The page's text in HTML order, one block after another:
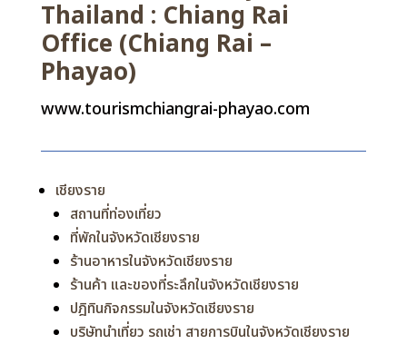
Thailand : Chiang Rai
Office (Chiang Rai –
Phayao)
www.tourismchiangrai-phayao.com
เชียงราย
สถานที่ท่องเที่ยว
ที่พักในจังหวัดเชียงราย
ร้านอาหารในจังหวัดเชียงราย
ร้านค้า และของที่ระลึกในจังหวัดเชียงราย
ปฎิทินกิจกรรมในจังหวัดเชียงราย
บริษัทนำเที่ยว รถเช่า สายการบินในจังหวัดเชียงราย